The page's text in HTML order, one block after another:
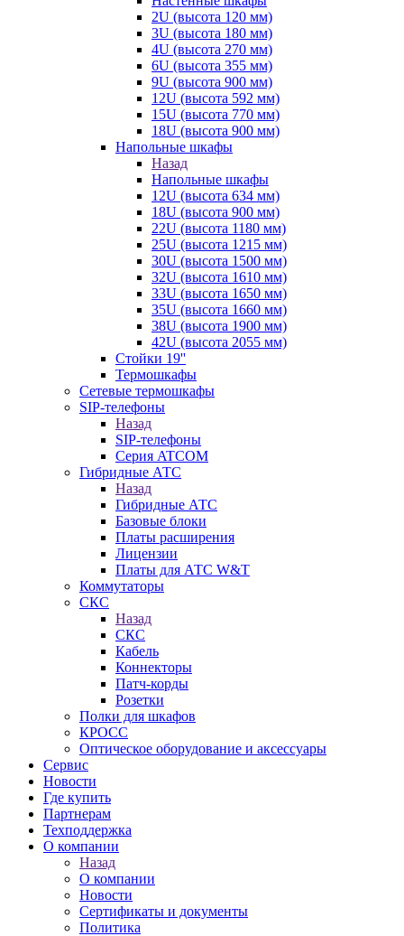
2U (высота 120 мм)
3U (высота 180 мм)
4U (высота 270 мм)
6U (высота 355 мм)
9U (высота 900 мм)
12U (высота 592 мм)
15U (высота 770 мм)
18U (высота 900 мм)
Напольные шкафы
Назад
Напольные шкафы
12U (высота 634 мм)
18U (высота 900 мм)
22U (высота 1180 мм)
25U (высота 1215 мм)
30U (высота 1500 мм)
32U (высота 1610 мм)
33U (высота 1650 мм)
35U (высота 1660 мм)
38U (высота 1900 мм)
42U (высота 2055 мм)
Стойки 19''
Термошкафы
Сетевые термошкафы
SIP-телефоны
Назад
SIP-телефоны
Серия ATCOM
Гибридные АТС
Назад
Гибридные АТС
Базовые блоки
Платы расширения
Лицензии
Платы для АТС W&T
Коммутаторы
СКС
Назад
СКС
Кабель
Коннекторы
Патч-корды
Розетки
Полки для шкафов
КРОСС
Оптическое оборудование и аксессуары
Сервис
Новости
Где купить
Партнерам
Техподдержка
О компании
Назад
О компании
Новости
Сертификаты и документы
Политика